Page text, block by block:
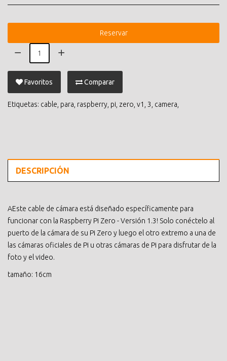
Reservar
Favoritos Comparar
Etiquetas: cable para raspberry pi zero v1 3 camera
DESCRIPCIÓN
AEste cable de cámara está diseñado específicamente para
funcionar con la Raspberry Pi Zero - Versión 1.3! Solo conéctelo al
puerto de la cámara de su Pi Zero y luego el otro extremo a una de
las cámaras oficiales de Pi u otras cámaras de Pi para disfrutar de la
foto y el video.
tamaño: 16cm